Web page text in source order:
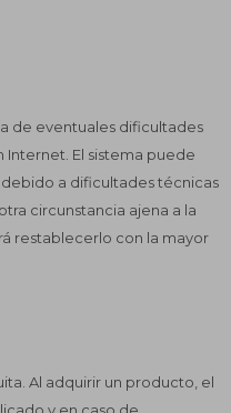
de eventuales dificultades
Internet. El sistema puede
a dificultades técnicas
circunstancia ajena a la
restablecerlo con la mayor
Al adquirir un producto, el